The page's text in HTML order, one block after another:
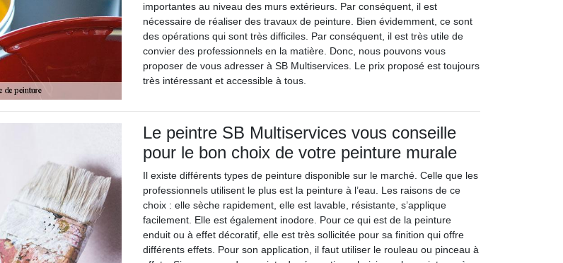
importantes au niveau des murs extérieurs. Par conséquent, il est
nécessaire de réaliser des travaux de peinture. Bien évidemment, ce sont
des opérations qui sont très difficiles. Par conséquent, il est très utile de
convier des professionnels en la matière. Donc, nous pouvons vous
proposer de vous adresser à SB Multiservices. Le prix proposé est toujours
très intéressant et accessible à tous.
Le peintre SB Multiservices vous conseille
pour le bon choix de votre peinture murale
Il existe différents types de peinture disponible sur le marché. Celle que les
professionnels utilisent le plus est la peinture à l’eau. Les raisons de ce
choix : elle sèche rapidement, elle est lavable, résistante, s’applique
facilement. Elle est également inodore. Pour ce qui est de la peinture
enduit ou à effet décoratif, elle est très sollicitée pour sa finition qui offre
différents effets. Pour son application, il faut utiliser le rouleau ou pinceau à